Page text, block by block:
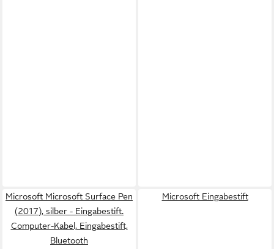
Microsoft Microsoft Surface Pen
(2017), silber - Eingabestift.
Computer-Kabel, Eingabestift,
Bluetooth
Microsoft Eingabestift